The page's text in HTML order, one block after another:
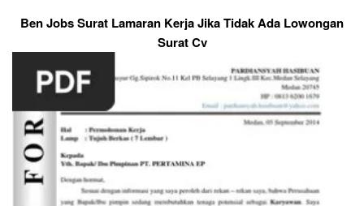
Ben Jobs Surat Lamaran Kerja Jika Tidak Ada Lowongan
Surat Cv